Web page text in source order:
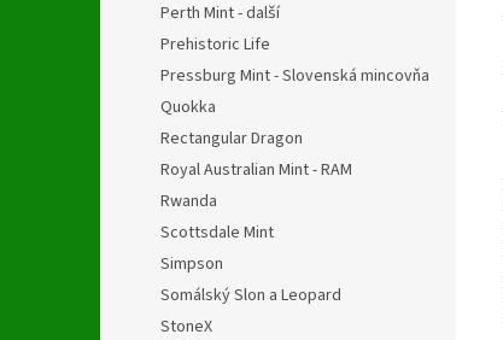
Perth Mint - další
Prehistoric Life
Pressburg Mint - Slovenská mincovňa
Quokka
Rectangular Dragon
Royal Australian Mint - RAM
Rwanda
Scottsdale Mint
Simpson
Somálský Slon a Leopard
StoneX